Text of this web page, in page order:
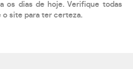
os dias de hoje. Verifique todas
o site para ter certeza.